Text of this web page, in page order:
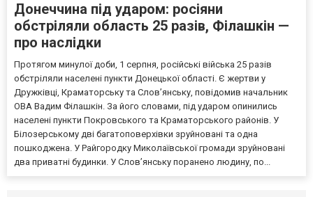
Донеччина під ударом: росіяни
обстріляли область 25 разів, Філашкін —
про наслідки
Протягом минулої доби, 1 серпня, російські війська 25 разів
обстріляли населені пункти Донецької області. Є жертви у
Дружківці, Краматорську та Слов’янську, повідомив начальник
ОВА Вадим Філашкін. За його словами, під ударом опинились
населені пункти Покровського та Краматорського районів. У
Білозерському дві багатоповерхівки зруйновані та одна
пошкоджена. У Райгородку Миколаївської громади зруйновані
два приватні будинки. У Слов’янську поранено людину, по...